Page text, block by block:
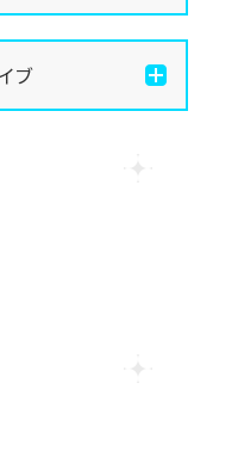
験授業で高級
ータルト作
ブ